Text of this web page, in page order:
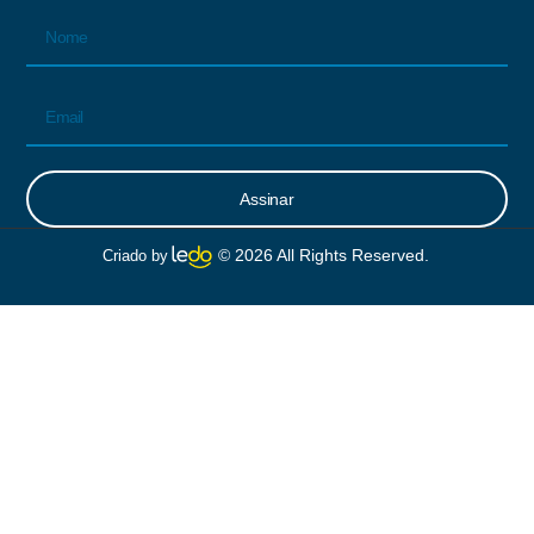
Assinar
Criado by © 2026 All Rights Reserved.